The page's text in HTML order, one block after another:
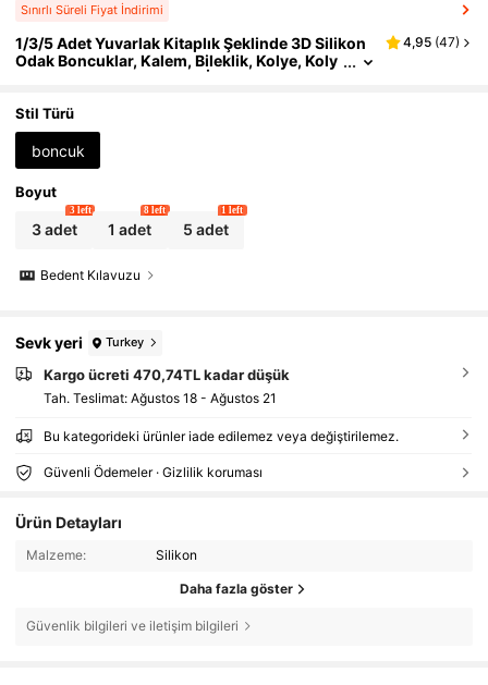
Sınırlı Süreli Fiyat İndirimi
1/3/5 Adet Yuvarlak Kitaplık Şeklinde 3D Silikon
Odak Boncuklar, Kalem, Bileklik, Kolye, Koly
e Ucu, Takı ve El Sanatları İçin Uygun, Silikon
4,95 (47)
Stil Türü
boncuk
Boyut
3 adet
3 left
1 adet
8 left
5 adet
1 left
Bedent Kılavuzu
Sevk yeri Turkey
Kargo ücreti 470,74TL kadar düşük
Tah. Teslimat: Ağustos 18 - Ağustos 21
Bu kategorideki ürünler iade edilemez veya değiştirilemez.
Güvenli Ödemeler · Gizlilik koruması
Ürün Detayları
Malzeme: Silikon
Daha fazla göster
Güvenlik bilgileri ve iletişim bilgileri